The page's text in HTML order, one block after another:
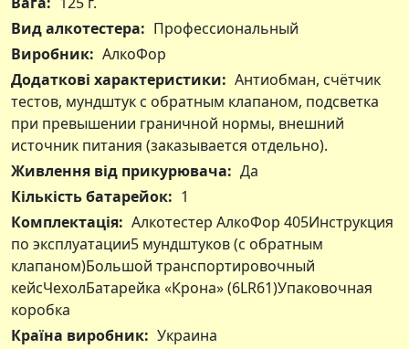
Вид алкотестера: Профессиональный
Виробник: АлкоФор
Додаткові характеристики: Антиобман, счётчик
тестов, мундштук с обратным клапаном, подсветка
при превышении граничной нормы, внешний
источник питания (заказывается отдельно).
Живлення від прикурювача: Да
Кількість батарейок: 1
Комплектація: Алкотестер АлкоФор 405Инструкция
по эксплуатации5 мундштуков (с обратным
клапаном)Большой транспортировочный
кейсЧехолБатарейка «Крона» (6LR61)Упаковочная
коробка
Країна виробник: Украина